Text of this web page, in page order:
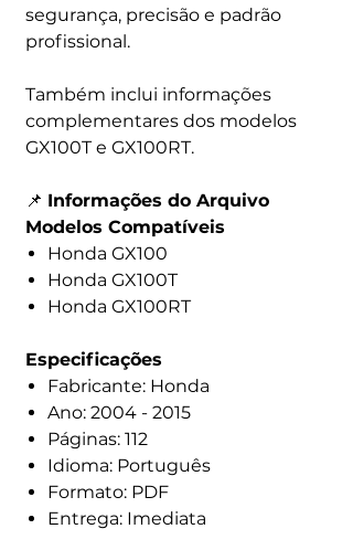
segurança, precisão e padrão
profissional.
Também inclui informações
complementares dos modelos
GX100T e GX100RT.
📌 Informações do Arquivo
Modelos Compatíveis
Honda GX100
Honda GX100T
Honda GX100RT
Especificações
Fabricante: Honda
Ano: 2004 - 2015
Páginas: 112
Idioma: Português
Formato: PDF
Entrega: Imediata